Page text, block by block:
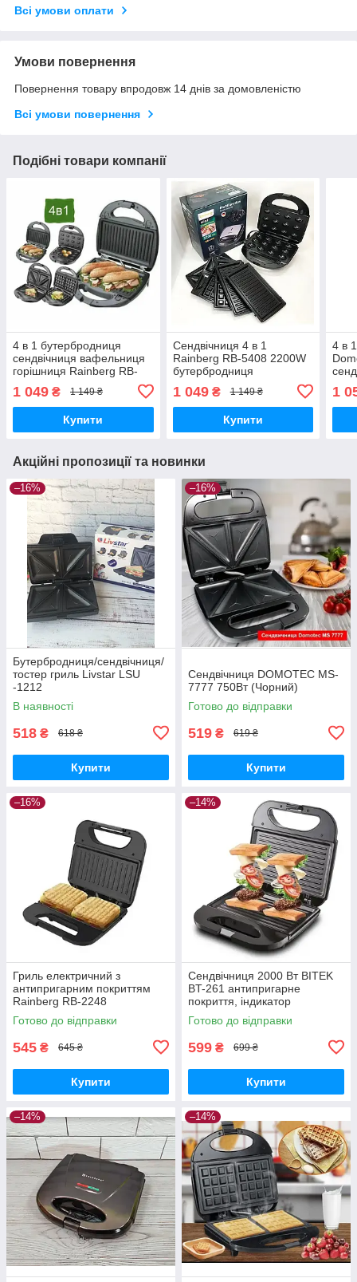
Всі умови оплати
Умови повернення
Повернення товару впродовж 14 днів за домовленістю
Всі умови повернення
Подібні товари компанії
4 в 1 бутербродниця
сендвічниця вафельниця
горішниця Rainberg RB-
1 049 ₴ 1 149 ₴
Купити
Сендвічниця 4 в 1
Rainberg RB-5408 2200W
бутербродниця
сендвічниця вафельниця
горішниця
1 049₴ 1 149 ₴
Купити
4 в
1
Акційні пропозиції та новинки
–16%
Бутербродниця/сендвічниця/
тостер гриль Livstar LSU
-1212
В наявності
518 ₴ 618 ₴
Купити
–16%
Сендвічниця DOMOTEC MS-
7777 750Вт (Чорний)
Готово до відправки
519 ₴ 619 ₴
Купити
–16%
Гриль електричний з
антипригарним покриттям
Rainberg RB-2248
Готово до відправки
545 ₴ 645 ₴
Купити
–14%
Сендвічниця 2000 Вт BITEK
BT-261 антипригарне
покриття, індикатор
нагрівання, захист від
перегрівання
Готово до відправки
599 ₴ 699 ₴
Купити
–14% –14%